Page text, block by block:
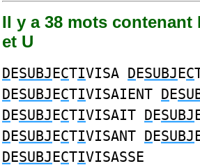
Il y a 38 mots contenant
et U
DESUBJECTIVISA DESUBJEC
DESUBJECTIVISAIENT DE
DESUBJECTIVISAIT DESUBJ
DESUBJECTIVISANT DESUBJ
DESUBJECTIVISASSE